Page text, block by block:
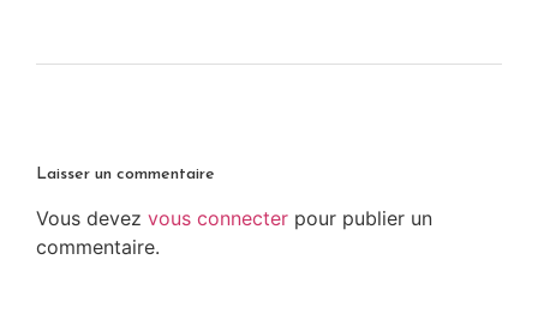
Laisser un commentaire
Vous devez vous connecter pour publier un
commentaire.